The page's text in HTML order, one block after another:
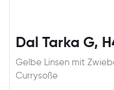
Dal Tarka G,
Gelbe Linsen mit
Currysoße